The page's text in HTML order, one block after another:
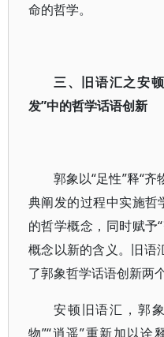
命的哲学。
三、旧语汇之安
发”中的哲学话语创新
郭象以“足性”释“齐
典阐发的过程中实施哲
的哲学概念，同时赋予
概念以新的含义。旧语
了郭象哲学话语创新两
安顿旧语汇，郭
物”“逍遥”重新加以诠